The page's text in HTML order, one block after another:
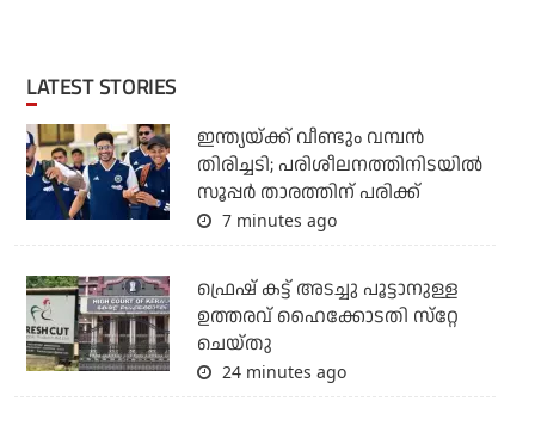
LATEST STORIES
ഇന്ത്യയ്ക്ക് വീണ്ടും വമ്പന്‍
തിരിച്ചടി; പരിശീലനത്തിനിടയില്‍
സൂപ്പര്‍ താരത്തിന് പരിക്ക്
7 minutes ago
ഫ്രെഷ് കട്ട് അടച്ചു പൂട്ടാനുള്ള
ഉത്തരവ് ഹൈക്കോടതി സ്‌റ്റേ
ചെയ്തു
24 minutes ago